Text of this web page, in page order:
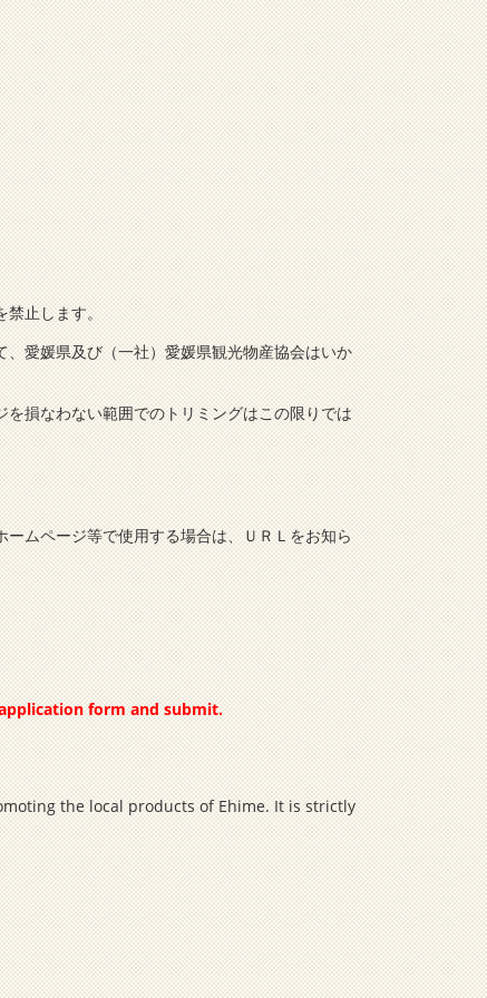
止します。
愛媛県及び（一社）愛媛県観光物産協会はいか
損なわない範囲でのトリミングはこの限りでは
ムページ等で使用する場合は、ＵＲＬをお知ら
form and submit.
the local products of Ehime. It is strictly